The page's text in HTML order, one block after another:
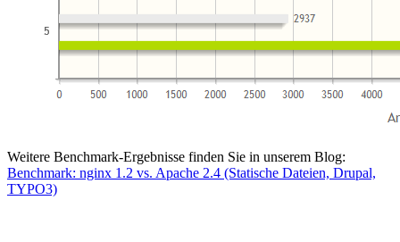
Weitere Benchmark-Ergebnisse finden Sie in unserem Blog:
Benchmark: nginx 1.2 vs. Apache 2.4 (Statische Dateien, Drupal,
TYPO3)